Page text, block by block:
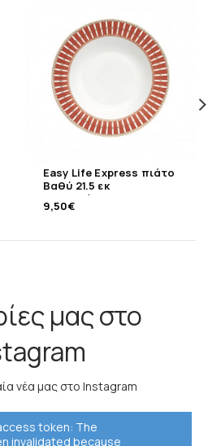
Easy Life Express πιάτο
Βαθύ 21.5 εκ
πορσελάνης
9,50€
μας στο
νέα μας στο Instagram
token: The
invalidated because